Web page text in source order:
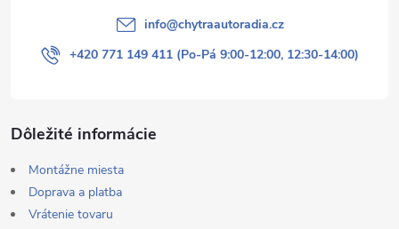
info@chytraautoradia.cz
+420 771 149 411 (Po-Pá 9:00-12:00, 12:30-14:00)
Dôležité informácie
Montážne miesta
Doprava a platba
Vrátenie tovaru